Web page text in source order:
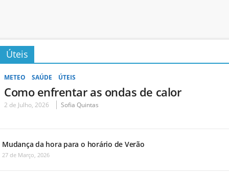
Úteis
METEO SAÚDE ÚTEIS
Como enfrentar as ondas de calor
2 de Julho, 2026 Sofia Quintas
Mudança da hora para o horário de Verão
27 de Março, 2026